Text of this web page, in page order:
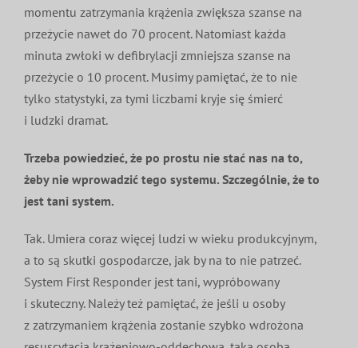
momentu zatrzymania krążenia zwiększa szanse na
przeżycie nawet do 70 procent. Natomiast każda
minuta zwłoki w defibrylacji zmniejsza szanse na
przeżycie o 10 procent. Musimy pamiętać, że to nie
tylko statystyki, za tymi liczbami kryje się śmierć
i ludzki dramat.
Trzeba powiedzieć, że po prostu nie stać nas na to,
żeby nie wprowadzić tego systemu. Szczególnie, że to
jest tani system.
Tak. Umiera coraz więcej ludzi w wieku produkcyjnym,
a to są skutki gospodarcze, jak by na to nie patrzeć.
System First Responder jest tani, wypróbowany
i skuteczny. Należy też pamiętać, że jeśli u osoby
z zatrzymaniem krążenia zostanie szybko wdrożona